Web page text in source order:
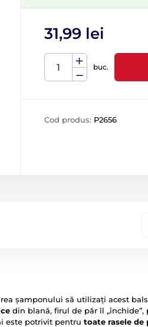
31,99 lei
buc.
Cod produs: P2656
șamponului să utilizați acest
din blană, firul de păr îl
este potrivit pentru toate rasele de